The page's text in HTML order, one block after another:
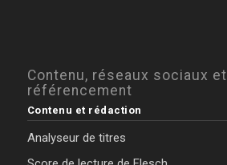
Contenu, réseaux sociaux et
référencement
Contenu et rédaction
Analyseur de titres